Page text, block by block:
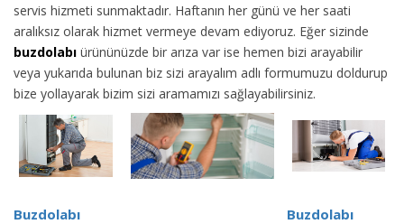
servis hizmeti sunmaktadır. Haftanın her günü ve her saati
aralıksız olarak hizmet vermeye devam ediyoruz. Eğer sizinde
buzdolabı ürününüzde bir arıza var ise hemen bizi arayabilir
veya yukarıda bulunan biz sizi arayalım adlı formumuzu doldurup
bize yollayarak bizim sizi aramamızı sağlayabilirsiniz.
Buzdolabı
Buzdolabı